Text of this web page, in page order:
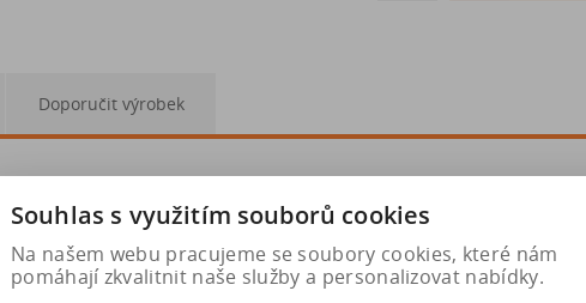
Doporučit výrobek
65-15 175/70-14 175/75-14 175/80-13 185/50-16 185/55-15
50-15 205/55-14 205/60-13 215/40-16 215/45-15
Souhlas s využitím souborů cookies
Na našem webu pracujeme se soubory cookies, které nám
pomáhají zkvalitnit naše služby a personalizovat nabídky.